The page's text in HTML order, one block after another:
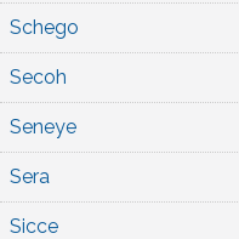
Schego
Secoh
Seneye
Sera
Sicce